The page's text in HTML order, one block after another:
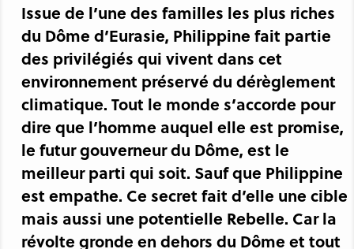
Issue de l’une des familles les plus riches
du Dôme d’Eurasie, Philippine fait partie
des privilégiés qui vivent dans cet
environnement préservé du dérèglement
climatique. Tout le monde s’accorde pour
dire que l’homme auquel elle est promise,
le futur gouverneur du Dôme, est le
meilleur parti qui soit. Sauf que Philippine
est empathe. Ce secret fait d’elle une cible
mais aussi une potentielle Rebelle. Car la
révolte gronde en dehors du Dôme et tout